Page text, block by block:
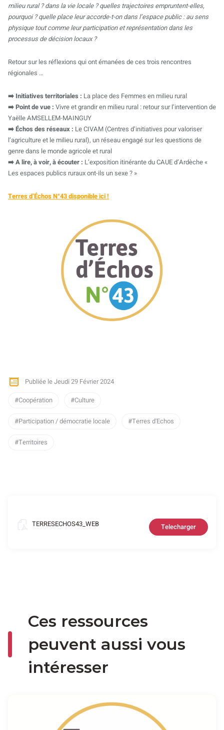
milieu rural ? dans la vie locale ? quelles trajectoires empruntent-elles,
pourquoi ? quelle place leur accorde-t-on dans l’espace public : au sens
physique tout comme leur participation et représentation dans les
processus de décision locaux ?
Retour sur les réflexions qui ont émanées de ces trois rencontres
régionales …
➡️ Initiatives territoriales : La place des Femmes en milieu rural
➡️ Point de vue : Vivre et grandir en milieu rural : retour sur l’intervention de
Yaëlle AMSELLEM-MAINGUY
➡️ Échos des réseaux : Le CIVAM (Centres d’initiatives pour valoriser
l’agriculture et le milieu rural), un réseau engagé sur les questions de
genre dans le monde agricole et rural
➡️ A lire, à voir, à écouter : L’exposition itinérante du CAUE d’Ardèche «
Les espaces publics ruraux ont-ils un sexe ? »
Terres d’Échos N°43 disponible ici !
Publiée le Jeudi 29 Février 2024
Coopération
Culture
Participation / démocratie locale Terres d'Echos
Territoires
TERRESECHOS43_WEB Telecharger
Ces ressources
peuvent aussi vous
intéresser